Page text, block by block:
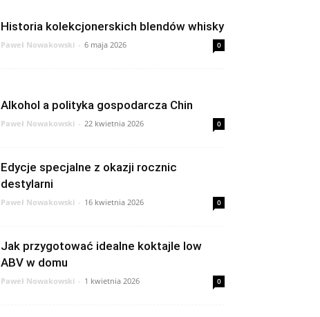
Historia kolekcjonerskich blendów whisky
Paweł Nowakowski - 6 maja 2026 0
Alkohol a polityka gospodarcza Chin
Paweł Nowakowski - 22 kwietnia 2026 0
Edycje specjalne z okazji rocznic
destylarni
Paweł Nowakowski - 16 kwietnia 2026 0
Jak przygotować idealne koktajle low
ABV w domu
Paweł Nowakowski - 1 kwietnia 2026 0